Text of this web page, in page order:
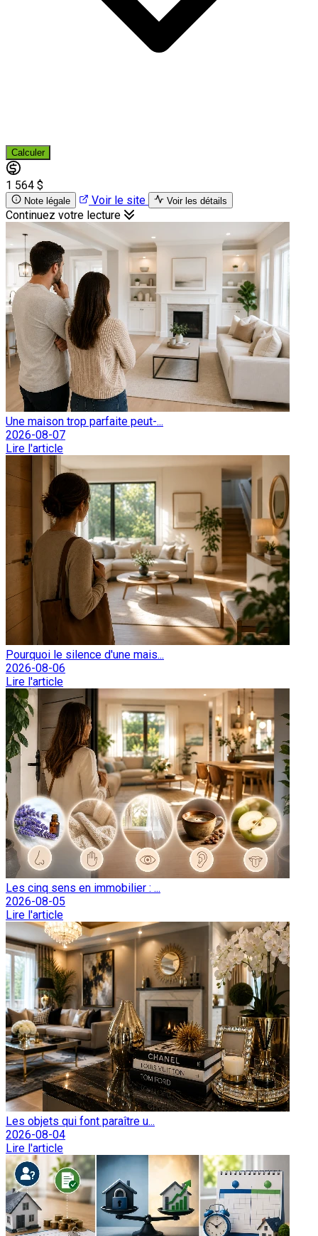
Calculer
1 564 $
Note légale Voir le site Voir les détails
Continuez votre lecture
Une maison trop parfaite peut-...
2026-08-07
Lire l'article
Pourquoi le silence d'une mais...
2026-08-06
Lire l'article
Les cinq sens en immobilier : ...
2026-08-05
Lire l'article
Les objets qui font paraître u...
2026-08-04
Lire l'article